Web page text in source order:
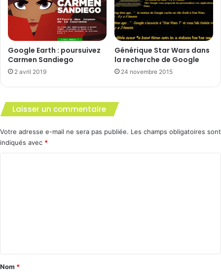
Google Earth : poursuivez
Carmen Sandiego
2 avril 2019
Générique Star Wars dans
la recherche de Google
24 novembre 2015
Laisser un commentaire
Votre adresse e-mail ne sera pas publiée. Les champs obligatoires sont
indiqués avec *
a
Nom *